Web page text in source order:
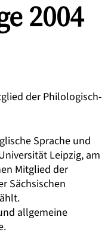
2004
der Philologisch-
Sprache und
Leipzig, am
Mitglied der
Sächsischen
allgemeine